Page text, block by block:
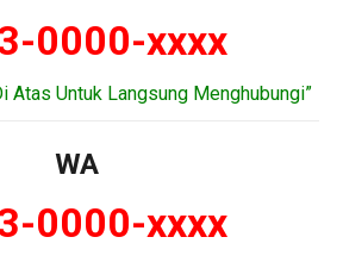
0000-xxxx
Atas Untuk Langsung Menghubungi”
WA
0000-xxxx